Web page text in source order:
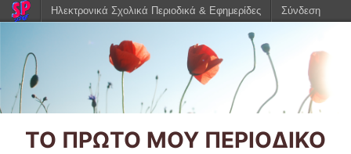
ΤΟ ΠΡΩΤΟ ΜΟΥ ΠΕΡΙΟΔΙΚΟ
Ηλεκτρονικά Σχολικά Περιοδικά & Εφημερίδες Σύνδεση